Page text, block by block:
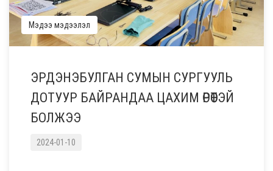
Мэдээ мэдээлэл
ЭРДЭНЭБУЛГАН СУМЫН СУРГУУЛЬ
ДОТУУР БАЙРАНДАА ЦАХИМ ӨРӨӨТЭЙ
БОЛЖЭЭ
2024-01-10